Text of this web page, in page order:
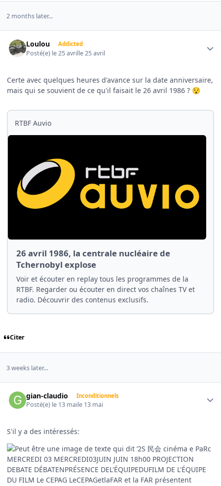
2 months later...
Loulou Addicted
Posté(e) le 25 avrille 25 avril
Certe avec quelques heures d'avance sur la date anniversaire,
mais qui se souvient de ce qu'il faisait le 26 avril 1986 ? 😯
RTBF Auvio
26 avril 1986, la centrale nucléaire de
Tchernobyl explose
Voir et écouter en replay tous les programmes de la
RTBF. Regarder ou écouter en direct vos chaînes TV et
radio. Découvrir des contenus exclusifs.
Citer
3 weeks later...
gian-claudio Inconditionnels
Posté(e) le 13 maile 13 mai
S'il y a des intéressés: